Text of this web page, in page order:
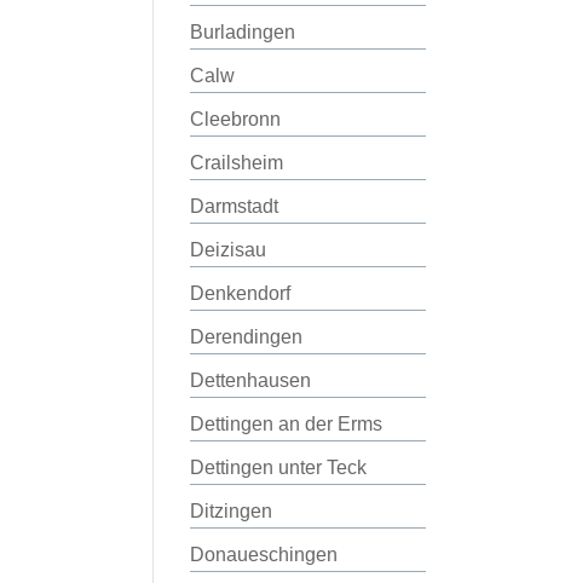
Burladingen
Calw
Cleebronn
Crailsheim
Darmstadt
Deizisau
Denkendorf
Derendingen
Dettenhausen
Dettingen an der Erms
Dettingen unter Teck
Ditzingen
Donaueschingen